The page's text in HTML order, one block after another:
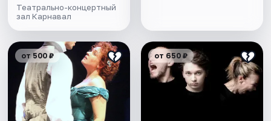
Театрально-концертный
зал Карнавал
от 500 ₽ от 650 ₽